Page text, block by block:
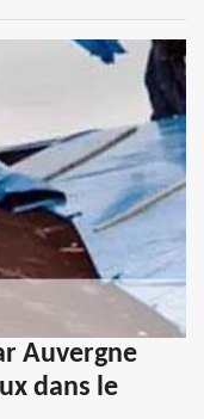
Auvergne
dans le